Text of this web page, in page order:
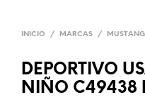
INICIO / MARCAS / MUSTANG
DEPORTIVO
NIÑO C49438